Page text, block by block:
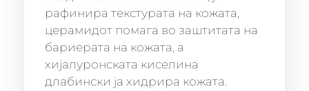
рафинира текстурата на кожата,
церамидот помага во заштитата на
бариерата на кожата, а
хијалуронската киселина
длабински ја хидрира кожата.